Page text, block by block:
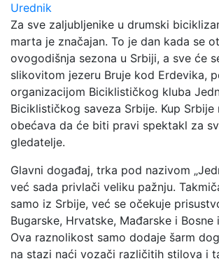
Urednik
Za sve zaljubljenike u drumski
marta je značajan. To je dan kada se
ovogodišnja sezona u Srbiji, a sve će
slikovitom jezeru Bruje kod Erdevika,
organizacijom Biciklističkog kluba
Biciklističkog saveza Srbije. Kup Srbije
obećava da će biti pravi spektakl za
gledatelje.
Glavni događaj, trka pod nazivom
već sada privlači veliku pažnju.
samo iz Srbije, već se očekuje
Bugarske, Hrvatske, Mađarske i Bosne
Ova raznolikost samo dodaje šarm
na stazi naći vozači različitih stilova i